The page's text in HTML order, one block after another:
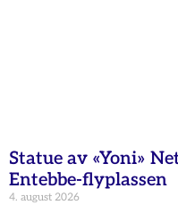
Statue av «Yoni»
Entebbe-flyplassen
4. august 2026